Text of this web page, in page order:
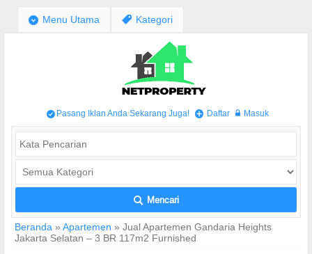
; Menu Utama , Kategori
/ Pasang Iklan Anda Sekarang Juga! + Daftar w Masuk
L Mencari
Beranda » Apartemen » Jual Apartemen Gandaria Heights
Jakarta Selatan – 3 BR 117m2 Furnished